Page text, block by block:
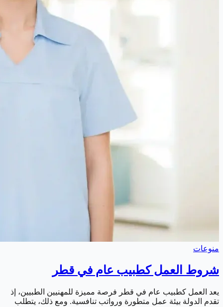
منوعات
شروط العمل كطبيب عام في قطر
يعد العمل كطبيب عام في قطر فرصة مميزة للمهنيين الطبيين، إذ
تقدم الدولة بيئة عمل متطورة ورواتب تنافسية. ومع ذلك، يتطلب